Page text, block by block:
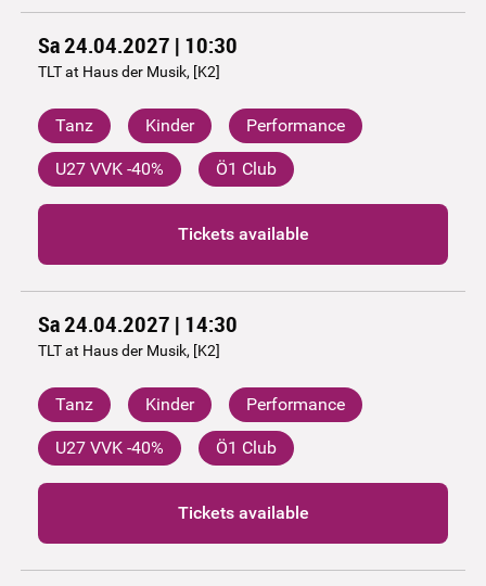
Sa 24.04.2027 | 10:30
TLT at Haus der Musik, [K2]
Tanz Kinder Performance
U27 VVK -40% Ö1 Club
Tickets available
Sa 24.04.2027 | 14:30
TLT at Haus der Musik, [K2]
Tanz Kinder Performance
U27 VVK -40% Ö1 Club
Tickets available